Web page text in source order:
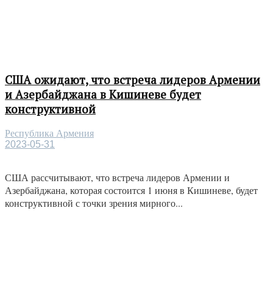
США ожидают, что встреча лидеров Армении
и Азербайджана в Кишиневе будет
конструктивной
Республика Армения
2023-05-31
США рассчитывают, что встреча лидеров Армении и
Азербайджана, которая состоится 1 июня в Кишиневе, будет
конструктивной с точки зрения мирного...